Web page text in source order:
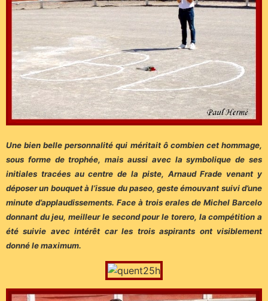
Une bien belle personnalité qui méritait ô combien cet hommage,
sous forme de trophée, mais aussi avec la symbolique de ses
initiales tracées au centre de la piste, Arnaud Frade venant y
déposer un bouquet à l’issue du paseo, geste émouvant suivi d’une
minute d’applaudissements. Face à trois erales de Michel Barcelo
donnant du jeu, meilleur le second pour le torero, la compétition a
été suivie avec intérêt car les trois aspirants ont visiblement
donné le maximum.